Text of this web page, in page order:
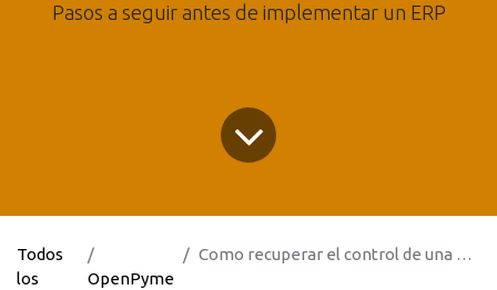
Pasos a seguir antes de implementar un ERP
Todos
los
OpenPyme
Como recuperar el control de una empresa que sufre de fraude interno